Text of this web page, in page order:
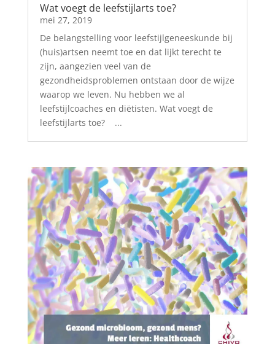
Wat voegt de leefstijlarts toe?
mei 27, 2019
De belangstelling voor leefstijlgeneeskunde bij
(huis)artsen neemt toe en dat lijkt terecht te
zijn, aangezien veel van de
gezondheidsproblemen ontstaan door de wijze
waarop we leven. Nu hebben we al
leefstijlcoaches en diëtisten. Wat voegt de
leefstijlarts toe? ...